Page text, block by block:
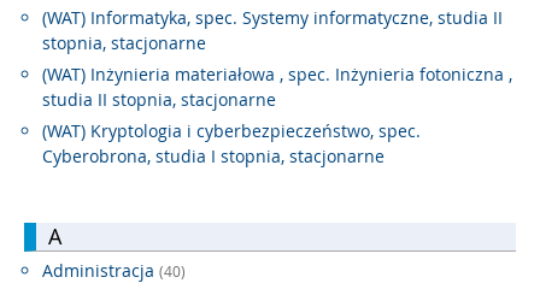
(WAT) Informatyka, spec. Systemy informatyczne, studia II
stopnia, stacjonarne
(WAT) Inżynieria materiałowa , spec. Inżynieria fotoniczna ,
studia II stopnia, stacjonarne
(WAT) Kryptologia i cyberbezpieczeństwo, spec.
Cyberobrona, studia I stopnia, stacjonarne
A
Administracja (40)